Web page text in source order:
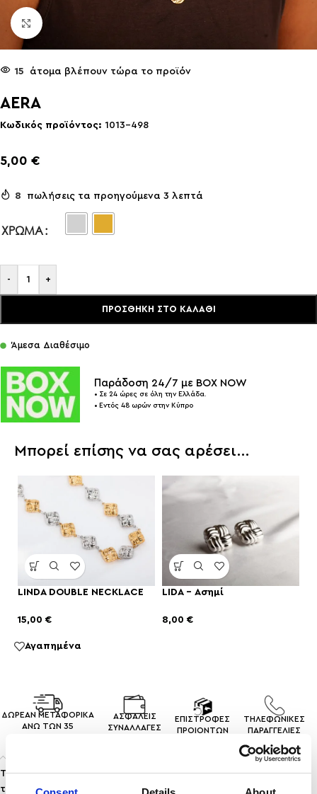
Click to enlarge
15 άτομα βλέπουν τώρα το προϊόν
AERA
Κωδικός προϊόντος: 1013-498
5,00 €
8 πωλήσεις τα προηγούμενα 3 λεπτά
ΧΡΏΜΑ
- +
ΠΡΟΣΘΉΚΗ ΣΤΟ ΚΑΛΆΘΙ
Άμεσα Διαθέσιμο
Παράδοση 24/7 με BOX NOW
• Σε 24 ώρες σε όλη την Ελλάδα.
• Εντός 48 ωρών στην Κύπρο
Μπορεί επίσης να σας αρέσει…
LINDA DOUBLE NECKLACE
15,00 €
LIDA – Ασημί
8,00 €
Αγαπημένα
ΔΩΡΕΑΝ ΜΕΤΑΦΟΡΙΚΑ
ΑΝΩ ΤΩΝ 35
ΑΣΦΑΛΕΙΣ
ΣΥΝΑΛΛΑΓEΣ
ΕΠΙΣΤΡΟΦΕΣ
ΠΡΟΙΟΝΤΩΝ
ΤΗΛΕΦΩΝΙΚΕΣ
ΠΑΡΑΓΓΕΛΙΕΣ
ΤοAERAείναι ένα κομψό, μίνιμαλ μενταγιόν που ξεχωρίζει για
την απλότητα και την εκλεπτυσμένη του αισθητική. Το λεπτό